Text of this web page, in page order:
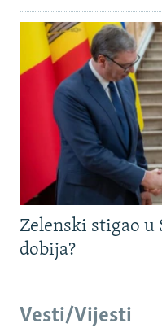
Zelenski stigao u
dobija?
Vesti/Vijesti